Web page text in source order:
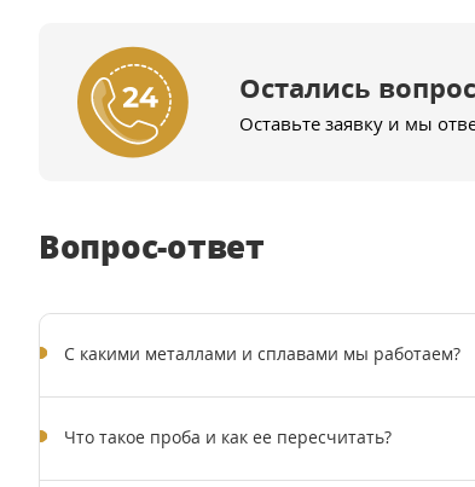
Остались
Оставьте заявку и мы
Вопрос-ответ
C какими металлами и сплавами мы работаем?
Что такое проба и как ее пересчитать?